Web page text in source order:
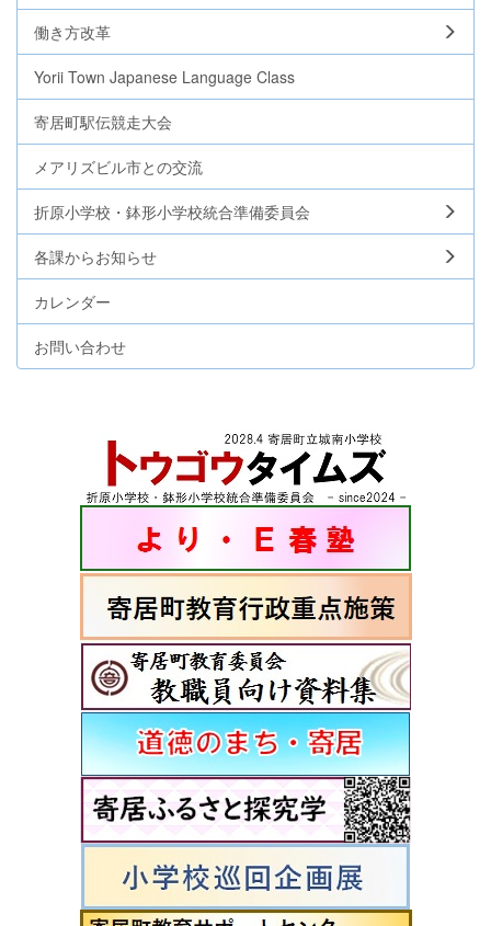
働き方改革
Yorii Town Japanese Language Class
寄居町駅伝競走大会
メアリズビル市との交流
折原小学校・鉢形小学校統合準備委員会
各課からお知らせ
カレンダー
お問い合わせ